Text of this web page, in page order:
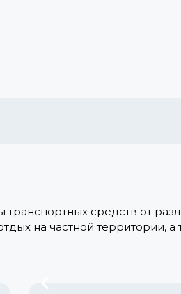
транспортных средств от
на частной территории, а